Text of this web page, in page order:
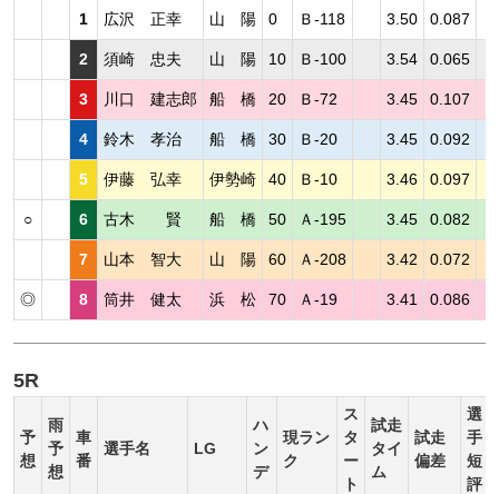
1 広沢 正幸 山 陽 0 Ｂ-118 3.50 0.087
2 須崎 忠夫 山 陽 10 Ｂ-100 3.54 0.065
3 川口 建志郎 船 橋 20 Ｂ-72 3.45 0.107
4 鈴木 孝治 船 橋 30 Ｂ-20 3.45 0.092
5 伊藤 弘幸 伊勢崎 40 Ｂ-10 3.46 0.097
○ 6 古木 賢 船 橋 50 Ａ-195 3.45 0.082
7 山本 智大 山 陽 60 Ａ-208 3.42 0.072
◎ 8 筒井 健太 浜 松 70 Ａ-19 3.41 0.086
5R
予
想
雨
予
想
車
番
選手名 LG
ハ
ン
デ
現ラン
ク
ス
タ
ー
ト
試走
タイ
ム
試走
偏差
選
手
短
評